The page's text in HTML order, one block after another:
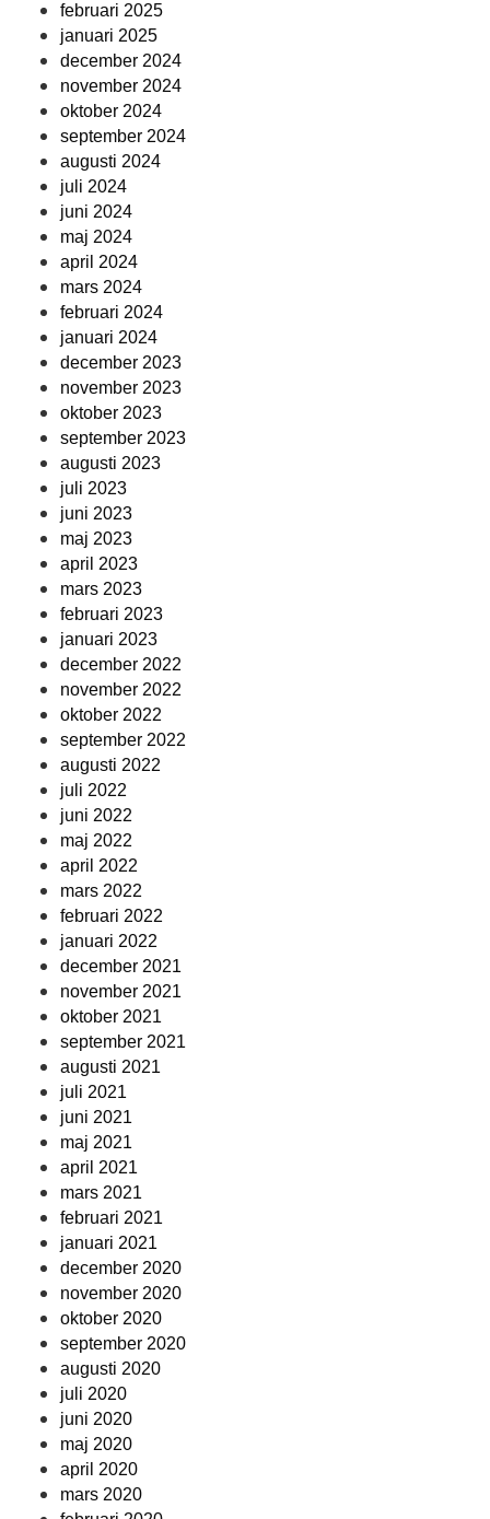
februari 2025
januari 2025
december 2024
november 2024
oktober 2024
september 2024
augusti 2024
juli 2024
juni 2024
maj 2024
april 2024
mars 2024
februari 2024
januari 2024
december 2023
november 2023
oktober 2023
september 2023
augusti 2023
juli 2023
juni 2023
maj 2023
april 2023
mars 2023
februari 2023
januari 2023
december 2022
november 2022
oktober 2022
september 2022
augusti 2022
juli 2022
juni 2022
maj 2022
april 2022
mars 2022
februari 2022
januari 2022
december 2021
november 2021
oktober 2021
september 2021
augusti 2021
juli 2021
juni 2021
maj 2021
april 2021
mars 2021
februari 2021
januari 2021
december 2020
november 2020
oktober 2020
september 2020
augusti 2020
juli 2020
juni 2020
maj 2020
april 2020
mars 2020